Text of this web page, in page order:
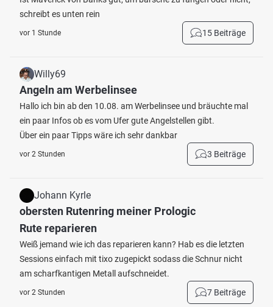
schreibt es unten rein
vor 1 Stunde 15 Beiträge
Willy69
Angeln am Werbelinsee
Hallo ich bin ab den 10.08. am Werbelinsee und bräuchte mal
ein paar Infos ob es vom Ufer gute Angelstellen gibt.
Über ein paar Tipps wäre ich sehr dankbar
vor 2 Stunden 3 Beiträge
Johann Kyrle
obersten Rutenring meiner Prologic
Rute reparieren
Weiß jemand wie ich das reparieren kann? Hab es die letzten
Sessions einfach mit tixo zugepickt sodass die Schnur nicht
am scharfkantigen Metall aufschneidet.
vor 2 Stunden 7 Beiträge